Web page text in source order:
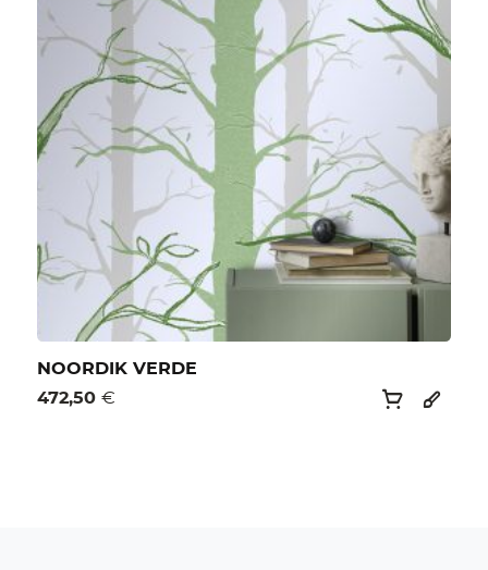
NOORDIK VERDE
472,50€